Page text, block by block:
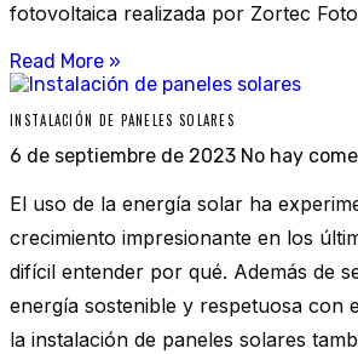
fotovoltaica realizada por Zortec
Read More »
INSTALACIÓN DE PANELES SOLARES
6 de septiembre de 2023 No hay
El uso de la energía solar ha
crecimiento impresionante en los
difícil entender por qué. Además de
energía sostenible y respetuosa con
la instalación de paneles solares